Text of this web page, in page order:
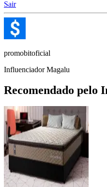
Sair
promobitoficial
Influenciador Magalu
Recomendado pelo